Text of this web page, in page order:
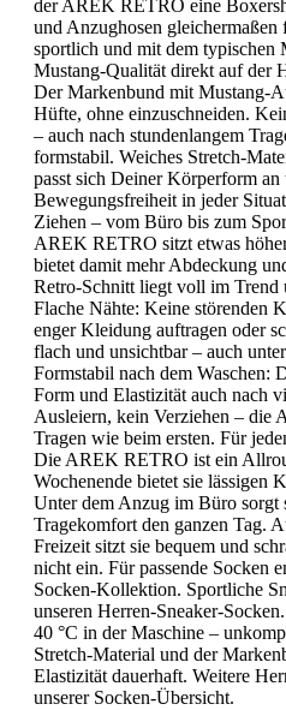
der AREK RETRO eine
und Anzughosen
sportlich und mit dem typischen
Mustang-Qualität direkt auf der
Der Markenbund mit Mustang-
Hüfte, ohne einzuschneiden.
– auch nach stundenlangem
formstabil. Weiches Stretch-
passt sich Deiner Körperform an
Bewegungsfreiheit in jeder
Ziehen – vom Büro bis zum
AREK RETRO sitzt etwas
bietet damit mehr Abdeckung
Retro-Schnitt liegt voll im Trend
Flache Nähte: Keine störenden
enger Kleidung auftragen oder
flach und unsichtbar – auch
Formstabil nach dem Waschen:
Form und Elastizität auch nach
Ausleiern, kein Verziehen – die
Tragen wie beim ersten. Für
Die AREK RETRO ist ein
Wochenende bietet sie lässigen
Unter dem Anzug im Büro sorgt
Tragekomfort den ganzen Tag.
Freizeit sitzt sie bequem und
nicht ein. Für passende Socken
Socken-Kollektion. Sportliche
unseren Herren-Sneaker-
40 °C in der Maschine –
Stretch-Material und der
Elastizität dauerhaft. Weitere
unserer Socken-Übersicht.